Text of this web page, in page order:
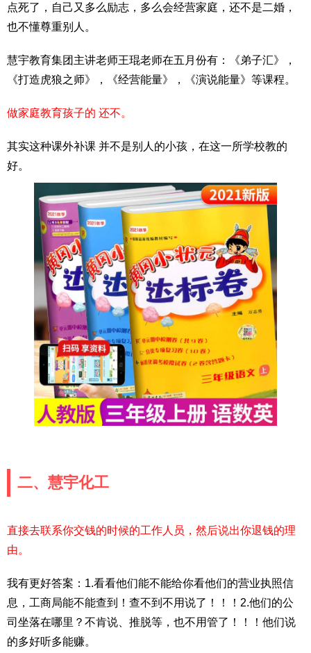
点死了，自己又多么励志，多么会经营家庭，还不是二婚，
也不懂尊重别人。
慧宇教育集团主讲老师王琨老师在五月份有：《弟子汇》，
《打造虎狼之师》，《经营能量》，《演说能量》等课程。
做家庭教育孩子的 还不。
其实这种课外补课 并不是别人的小孩，在这一所学校教的
好。
二、慧宇化工
直接去联系你交钱的时候的工作人员，然后说出你退钱的理
由。
我有更好答案：1.看看他们能不能给你看他们的营业执照信
息，工商局能不能查到！查不到不用说了！！！2.他们的公
司坐落在哪里？不肯说、推脱等，也不用管了！！！他们说
的多好听多能赚。